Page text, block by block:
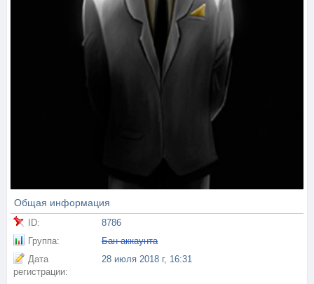
Общая информация
ID:
8786
Группа:
Бан аккаунта
Дата
регистрации:
28 июля 2018 г, 16:31